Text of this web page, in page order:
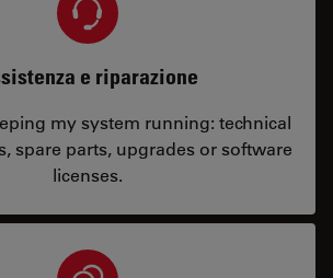
e riparazione
my system running: technical
spare parts, upgrades or software
licenses.